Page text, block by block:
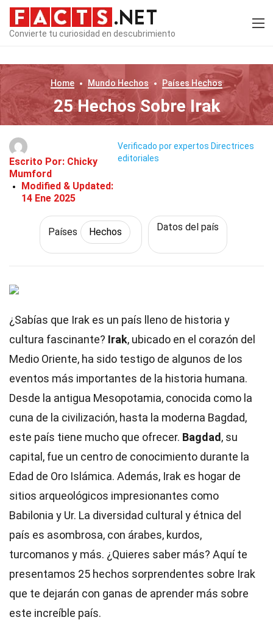
Convierte tu curiosidad en descubrimiento
Home Mundo Hechos Países Hechos
25 Hechos Sobre Irak
Escrito Por: Chicky
Mumford
Modified & Updated:
14 Ene 2025
Verificado por expertos Directrices
editoriales
Países Hechos Datos del país
¿Sabías que Irak es un país lleno de historia y
cultura fascinante? Irak, ubicado en el corazón del
Medio Oriente, ha sido testigo de algunos de los
eventos más importantes de la historia humana.
Desde la antigua Mesopotamia, conocida como la
cuna de la civilización, hasta la moderna Bagdad,
este país tiene mucho que ofrecer. Bagdad , su
capital, fue un centro de conocimiento durante la
Edad de Oro Islámica. Además, Irak es hogar de
sitios arqueológicos impresionantes como
Babilonia y Ur. La diversidad cultural y étnica del
país es asombrosa, con árabes, kurdos,
turcomanos y más. ¿Quieres saber más? Aquí te
presentamos 25 hechos sorprendentes sobre Irak
que te dejarán con ganas de aprender más sobre
este increíble país.